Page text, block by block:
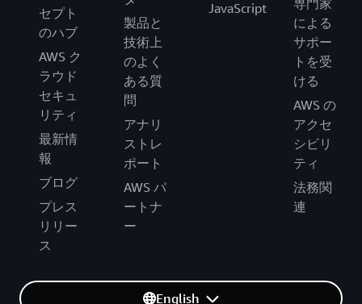
セプト
のハブ
AWS ク
ラウド
セキュ
リティ
最新情
報
ブログ
プレス
リリー
ス
製品と
技術上
のよく
ある質
問
アナリ
ストレ
ポート
AWS パ
ートナ
ー
JavaScript
専門家
による
サポー
トを受
ける
AWS の
アクセ
シビリ
ティ
法務関
連
English